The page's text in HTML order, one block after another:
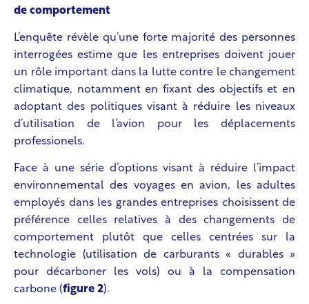
de comportement
L’enquête révèle qu’une forte majorité des personnes
interrogées estime que les entreprises doivent jouer
un rôle important dans la lutte contre le changement
climatique, notamment en fixant des objectifs et en
adoptant des politiques visant à réduire les niveaux
d’utilisation de l’avion pour les déplacements
professionels.
Face à une série d’options visant à réduire l’impact
environnemental des voyages en avion, les adultes
employés dans les grandes entreprises choisissent de
préférence celles relatives à des changements de
comportement plutôt que celles centrées sur la
technologie (utilisation de carburants « durables »
pour décarboner les vols) ou à la compensation
carbone (figure 2).